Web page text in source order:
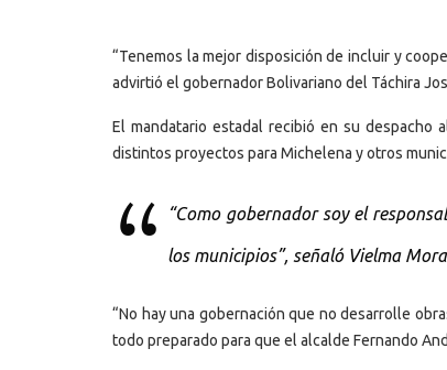
“Tenemos la mejor disposición de incluir y
advirtió el gobernador Bolivariano del Táchira
El mandatario estadal recibió en su despacho
distintos proyectos para Michelena y otros
“Como gobernador soy el
los municipios”, señaló Vielma
“No hay una gobernación que no desarrolle
todo preparado para que el alcalde Fernando